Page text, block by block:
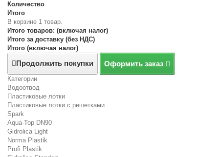
Количество
Итого
В корзине 1 товар.
Итого товаров: (включая налог)
Итого за доставку (без НДС)
Итого (включая налог)
Продолжить покупки Оформить заказ
Категории
Водоотвод
Пластиковые лотки
Пластиковые лотки с решетками
Spark
Aqua-Top DN90
Gidrolica Light
Norma Plastik
Profi Plastik